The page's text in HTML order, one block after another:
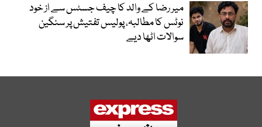
میر رضا کے والد کا چیف جسٹس سے از خود
نوٹس کا مطالبہ، پولیس تفتیش پر سنگین
سوالات اٹھا دیے